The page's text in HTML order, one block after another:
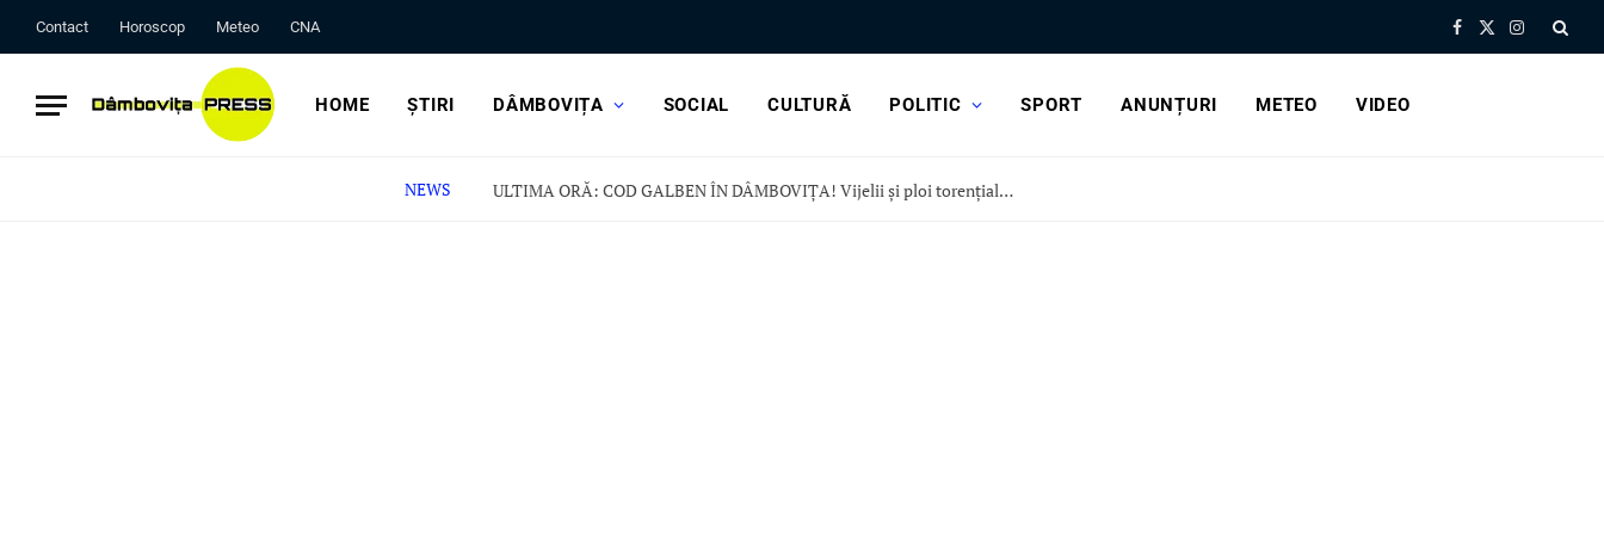
Contact Horoscop Meteo CNA Facebook
X
Instagram
HOME ȘTIRI DÂMBOVIȚA SOCIAL CULTURĂ POLITIC SPORT ANUNȚURI METEO VIDEO
NEWS ULTIMA ORĂ: COD GALBEN ÎN DÂMBOVIȚA! Vijelii și ploi torențiale, în această după-amiază